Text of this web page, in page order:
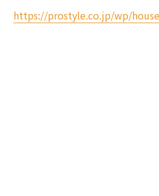
https://prostyle.co.jp/wp/house